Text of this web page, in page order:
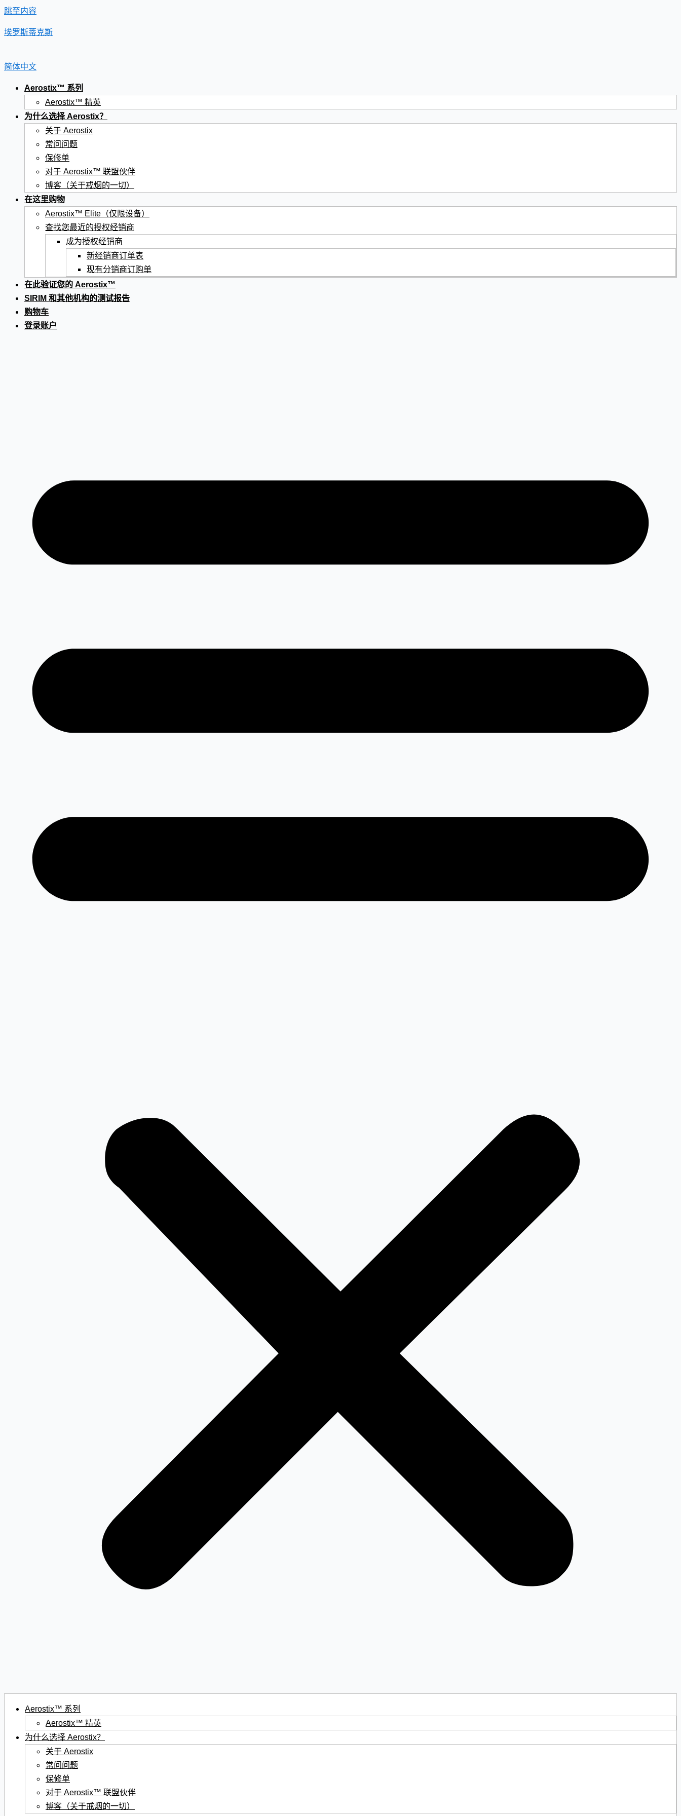
跳至内容
埃罗斯蒂克斯
简体中文
Aerostix™ 系列
Aerostix™ 精英
为什么选择 Aerostix？
关于 Aerostix
常问问题
保修单
对于 Aerostix™ 联盟伙伴
博客（关于戒烟的一切）
在这里购物
Aerostix™ Elite（仅限设备）
查找您最近的授权经销商
成为授权经销商
新经销商订单表
现有分销商订购单
在此验证您的 Aerostix™
SIRIM 和其他机构的测试报告
购物车
登录账户
Aerostix™ 系列
Aerostix™ 精英
为什么选择 Aerostix？
关于 Aerostix
常问问题
保修单
对于 Aerostix™ 联盟伙伴
博客（关于戒烟的一切）